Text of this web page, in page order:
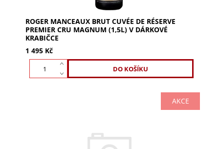
ROGER MANCEAUX BRUT CUVÉE DE RÉSERVE
PREMIER CRU MAGNUM (1,5L) V DÁRKOVÉ
KRABIČCE
1 495 Kč
AKCE
degustační porce. Vychutnejte si bublinky a vůně...